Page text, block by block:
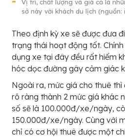
Vị trí, chất lượng và giá cả là
sở này với khách du lịch (nguồn:
Theo định kỳ xe sẽ được đưa
trạng thái hoạt động tốt.
dụng xe tại đây đều rất hiếm
hóc dọc đường gây cảm giác
Ngoài ra, mức giá cho thuê thì
rõ ràng thành 2 mức giá khác
số sẽ là 100.000đ/xe/ngày,
150.000đ/xe/ngày. Cùng với
chỉ có cơ hội thuê được một